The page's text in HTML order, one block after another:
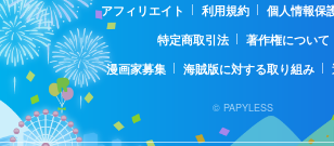
アフィリエイト
利用規約
個人情報保
特定商取引法
著作権について
漫画家募集
海賊版に対する取り組み
© PAPYLESS